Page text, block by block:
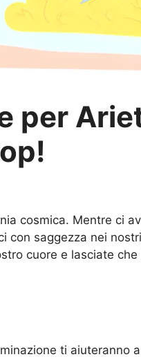
per
cosmica. Mentre ci
saggezza nei
cuore e lasciate
ti aiuteranno